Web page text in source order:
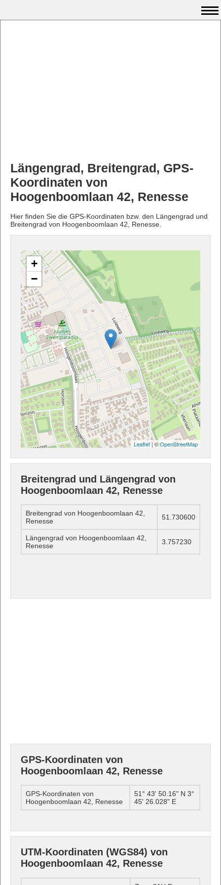
Längengrad, Breitengrad, GPS-
Koordinaten von
Hoogenboomlaan 42, Renesse
Hier finden Sie die GPS-Koordinaten bzw. den Längengrad und
Breitengrad von Hoogenboomlaan 42, Renesse.
+
−
Leaflet | ©OpenStreetMap
Breitengrad und Längengrad von
Hoogenboomlaan 42, Renesse
Breitengrad von Hoogenboomlaan 42,
Renesse
51.730600
Längengrad von Hoogenboomlaan 42,
Renesse
3.757230
GPS-Koordinaten von
Hoogenboomlaan 42, Renesse
GPS-Koordinaten von
Hoogenboomlaan 42, Renesse
51° 43' 50.16" N 3°
45' 26.028" E
UTM-Koordinaten (WGS84) von
Hoogenboomlaan 42, Renesse